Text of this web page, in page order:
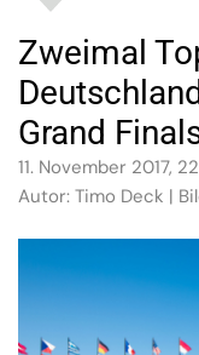
Zweimal
Grand
11. November 2017,
Autor: Timo Deck |